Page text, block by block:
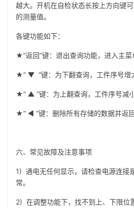
越大。开机在自检状态长按上方向键
的测量值。
各键功能如下：
★“返回”键：退出查询功能，进入主菜
★“ ▼ ”键：为下翻查询，工件序号增
★“ ▲ ”键：为上翻查询，工件序号减小
★“ ◄ ”键：删除所有存储的数据并返回
六、常见故障及注意事项
1) 通电无任何显示，请检查电源连接
常。
2) 在调整功能下，找不到上、下限位